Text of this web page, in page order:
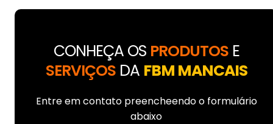
CONHEÇA OS PRODUTOSE
SERVIÇOSDA FBM MANCAIS
Entre em contato preencheendo o formulário
abaixo